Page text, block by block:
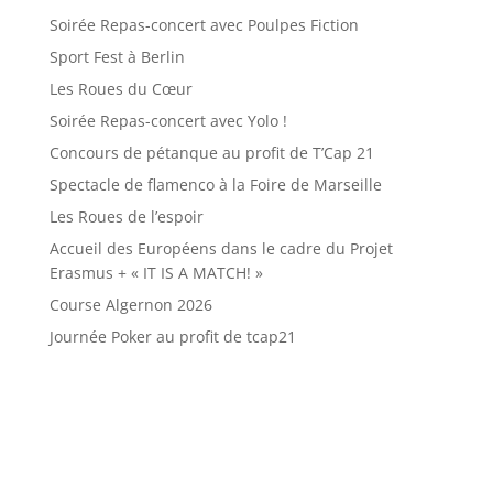
Soirée Repas-concert avec Poulpes Fiction
Sport Fest à Berlin
Les Roues du Cœur
Soirée Repas-concert avec Yolo !
Concours de pétanque au profit de T’Cap 21
Spectacle de flamenco à la Foire de Marseille
Les Roues de l’espoir
Accueil des Européens dans le cadre du Projet
Erasmus + « IT IS A MATCH! »
Course Algernon 2026
Journée Poker au profit de tcap21